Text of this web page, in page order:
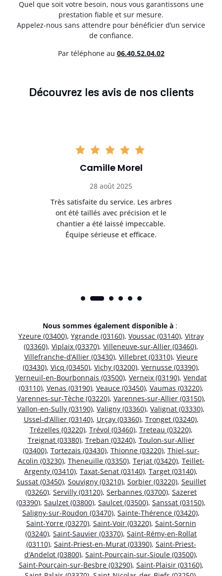
Quel que soit votre besoin, nous vous garantissons une
prestation fiable et sur mesure.
Appelez-nous sans attendre pour bénéficier d’un service
de confiance.
Par téléphone au 06.40.52.04.02
Découvrez les avis de nos clients
Camille Morel
28 août 2025
Très satisfaite du service. Les arbres
ont été taillés avec précision et le
chantier a été laissé impeccable.
Équipe sérieuse et efficace.
Nous sommes également disponible à :
Yzeure (03400), Ygrande (03160), Voussac (03140), Vitray
(03360), Viplaix (03370), Villeneuve-sur-Allier (03460),
Villefranche-d’Allier (03430), Villebret (03310), Vieure
(03430), Vicq (03450), Vichy (03200), Vernusse (03390),
Verneuil-en-Bourbonnais (03500), Verneix (03190), Vendat
(03110), Venas (03190), Veauce (03450), Vaumas (03220),
Varennes-sur-Tèche (03220), Varennes-sur-Allier (03150),
Vallon-en-Sully (03190), Valigny (03360), Valignat (03330),
Ussel-d’Allier (03140), Urçay (03360), Tronget (03240),
Trézelles (03220), Trévol (03460), Treteau (03220),
Treignat (03380), Treban (03240), Toulon-sur-Allier
(03400), Tortezais (03430), Thionne (03220), Thiel-sur-
Acolin (03230), Theneuille (03350), Terjat (03420), Teillet-
Argenty (03410), Taxat-Senat (03140), Target (03140),
Sussat (03450), Souvigny (03210), Sorbier (03220), Seuillet
(03260), Servilly (03120), Serbannes (03700), Sazeret
(03390), Saulzet (03800), Saulcet (03500), Sanssat (03150),
Saligny-sur-Roudon (03470), Sainte-Thérence (03420),
Saint-Yorre (03270), Saint-Voir (03220), Saint-Sornin
(03240), Saint-Sauvier (03370), Saint-Rémy-en-Rollat
(03110), Saint-Priest-en-Murat (03390), Saint-Priest-
d’Andelot (03800), Saint-Pourçain-sur-Sioule (03500),
Saint-Pourçain-sur-Besbre (03290), Saint-Plaisir (03160),